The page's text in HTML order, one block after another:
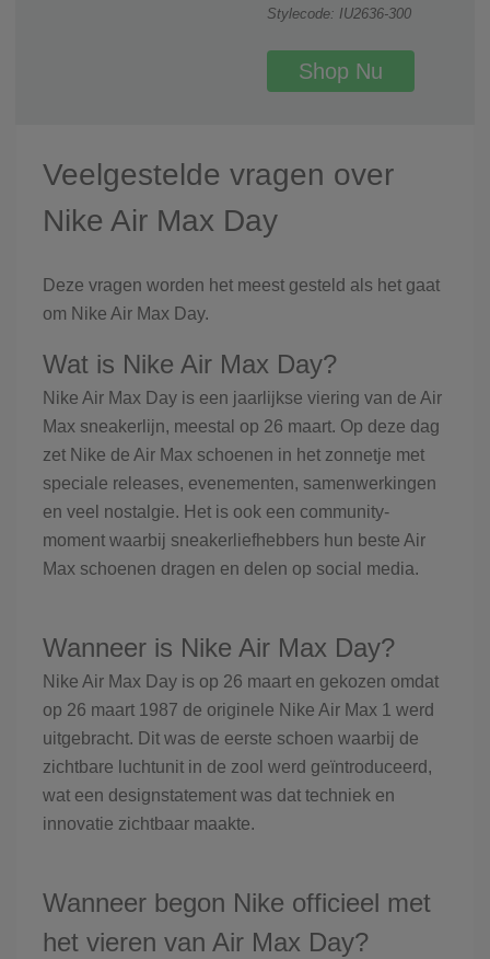
Stylecode: IU2636-300
Shop Nu
Veelgestelde vragen over
Nike Air Max Day
Deze vragen worden het meest gesteld als het gaat
om Nike Air Max Day.
Wat is Nike Air Max Day?
Nike Air Max Day is een jaarlijkse viering van de Air
Max sneakerlijn, meestal op 26 maart. Op deze dag
zet Nike de Air Max schoenen in het zonnetje met
speciale releases, evenementen, samenwerkingen
en veel nostalgie. Het is ook een community-
moment waarbij sneakerliefhebbers hun beste Air
Max schoenen dragen en delen op social media.
Wanneer is Nike Air Max Day?
Nike Air Max Day is op 26 maart en gekozen omdat
op 26 maart 1987 de originele Nike Air Max 1 werd
uitgebracht. Dit was de eerste schoen waarbij de
zichtbare luchtunit in de zool werd geïntroduceerd,
wat een designstatement was dat techniek en
innovatie zichtbaar maakte.
Wanneer begon Nike officieel met
het vieren van Air Max Day?